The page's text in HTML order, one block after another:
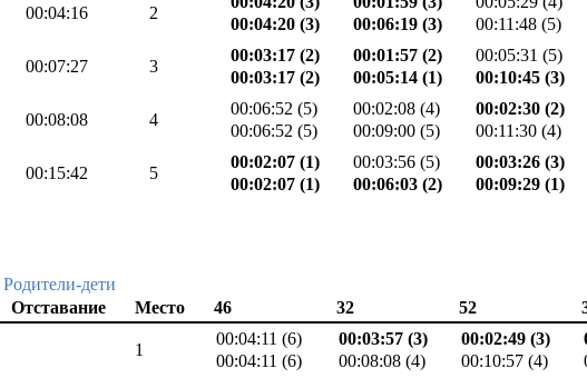
00:04:16 2
00:04:20 (3)
00:06:19 (3)
00:11:48 (5)
00:07:27 3
00:03:17 (2)
00:03:17 (2)
00:01:57 (2)
00:05:14 (1)
00:05:31 (5)
00:10:45 (3)
00:08:08 4
00:06:52 (5)
00:06:52 (5)
00:02:08 (4)
00:09:00 (5)
00:02:30 (2)
00:11:30 (4)
00:15:42 5
00:02:07 (1)
00:02:07 (1)
00:03:56 (5)
00:06:03 (2)
00:03:26 (3)
00:09:29 (1)
Родители-дети
Отставание Место 46 32 52
1
00:04:11 (6)
00:04:11 (6)
00:03:57 (3)
00:08:08 (4)
00:02:49 (3)
00:10:57 (4)